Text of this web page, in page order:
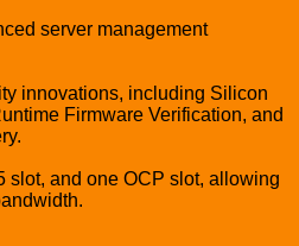
server management
innovations, including Silicon
Firmware Verification, and
slot, and one OCP slot, allowing